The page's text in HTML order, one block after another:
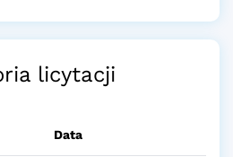
licytacji
Data